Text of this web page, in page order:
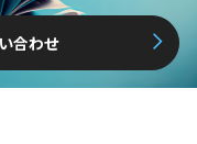
合わせ